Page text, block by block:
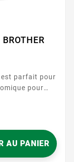
est parfait pour
pour
de
AU PANIER